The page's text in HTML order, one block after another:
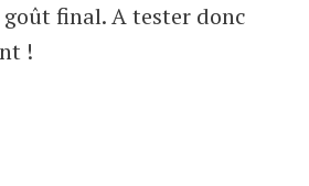
goût final. A tester donc
!